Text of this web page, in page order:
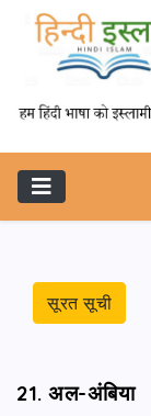
सूरत सूची
21. अल-अंबिया